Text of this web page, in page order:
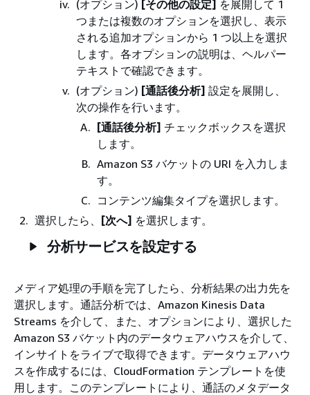
(オプション) [その他の設定] を展開して 1
つまたは複数のオプションを選択し、表示
される追加オプションから 1 つ以上を選択
します。各オプションの説明は、ヘルパー
テキストで確認できます。
(オプション) [通話後分析] 設定を展開し、
次の操作を行います。
[通話後分析] チェックボックスを選択
します。
Amazon S3 バケットの URI を入力しま
す。
コンテンツ編集タイプを選択します。
選択したら、
[次へ] を選択します。
分析サービスを設定する
メディア処理の手順を完了したら、分析結果の出力先を
選択します。通話分析では、Amazon Kinesis Data
Streams を介して、また、オプションにより、選択した
Amazon S3 バケット内のデータウェアハウスを介して、
インサイトをライブで取得できます。データウェアハウ
スを作成するには、CloudFormation テンプレートを使
用します。このテンプレートにより、通話のメタデータ